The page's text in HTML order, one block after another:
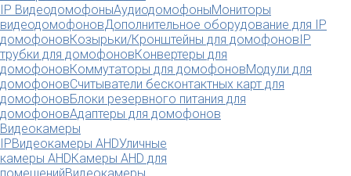
IP ВидеодомофоныАудиодомофоныМониторы
видеодомофоновДополнительное оборудование для IP
домофоновКозырьки/Кронштейны для домофоновIP
трубки для домофоновКонвертеры для
домофоновКоммутаторы для домофоновМодули для
домофоновСчитыватели бесконтактных карт для
домофоновБлоки резервного питания для
домофоновАдаптеры для домофонов
Видеокамеры
IPВидеокамеры AHDУличные
камеры AHDКамеры AHD для